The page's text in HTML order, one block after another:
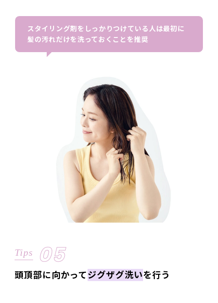
スタイリング剤をしっかりつけている人は最初に
髪の汚れだけを洗っておくことを推奨
Tips 05
頭頂部に向かってジグザグ洗いを行う